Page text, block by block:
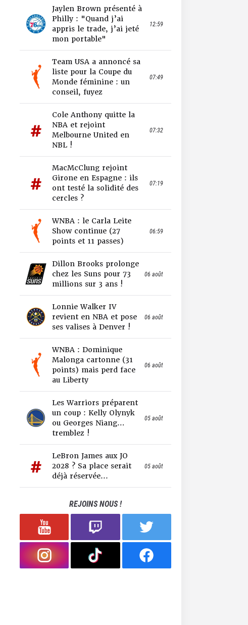
Jaylen Brown présenté à
Philly : "Quand j’ai
appris le trade, j’ai jeté
mon portable"
12:59
Team USA a annoncé sa
liste pour la Coupe du
Monde féminine : un
conseil, fuyez
07:49
Cole Anthony quitte la
NBA et rejoint
Melbourne United en
NBL !
07:32
MacMcClung rejoint
Girone en Espagne : ils
ont testé la solidité des
cercles ?
07:19
WNBA : le Carla Leite
Show continue (27
points et 11 passes)
06:59
Dillon Brooks prolonge
chez les Suns pour 73
millions sur 3 ans !
06 août
Lonnie Walker IV
revient en NBA et pose
ses valises à Denver !
06 août
WNBA : Dominique
Malonga cartonne (31
points) mais perd face
au Liberty
06 août
Les Warriors préparent
un coup : Kelly Olynyk
ou Georges Niang…
tremblez !
05 août
LeBron James aux JO
2028 ? Sa place serait
déjà réservée...
05 août
REJOINS NOUS !